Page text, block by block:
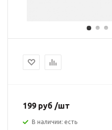
199 руб /шт
В наличии: есть